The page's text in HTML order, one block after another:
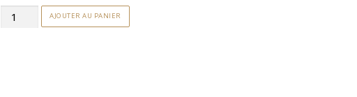
quantité
AJOUTER AU PANIER